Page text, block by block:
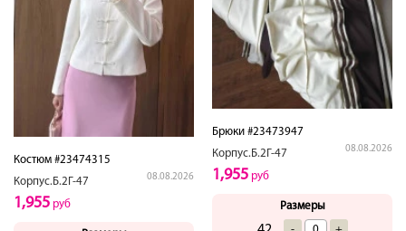
Костюм #23474315
Корпус.Б.2Г-47
08.08.2026
1,955 руб
Брюки #23473947
Корпус.Б.2Г-47
08.08.2026
1,955 руб
Размеры